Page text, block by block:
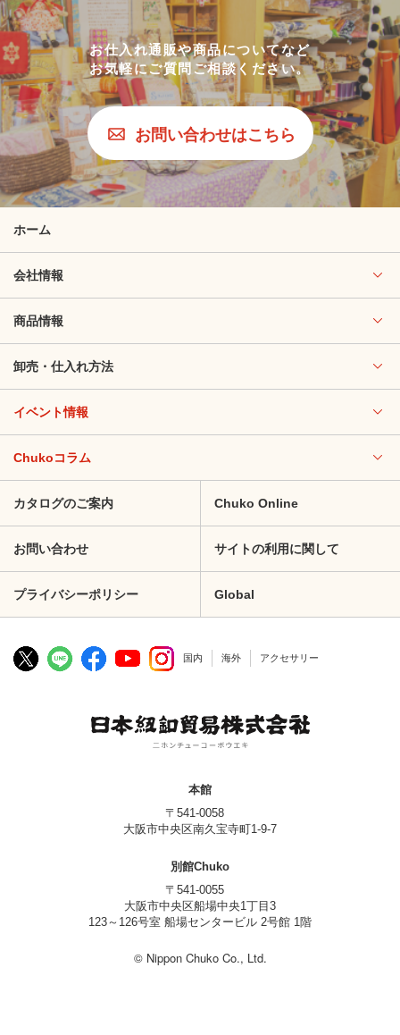
お仕入れ通販や商品についてなど
お気軽にご質問ご相談ください。
お問い合わせはこちら
ホーム
会社情報
商品情報
卸売・仕入れ方法
イベント情報
Chukoコラム
カタログのご案内 Chuko Online
お問い合わせ サイトの利用に関して
プライバシーポリシー Global
国内 海外 アクセサリー
本館
〒541-0058
大阪市中央区南久宝寺町1-9-7
別館Chuko
〒541-0055
大阪市中央区船場中央1丁目3
123～126号室 船場センタービル 2号館 1階
© Nippon Chuko Co., Ltd.